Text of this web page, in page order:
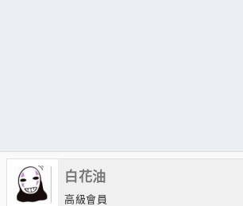
白花油
高級會員